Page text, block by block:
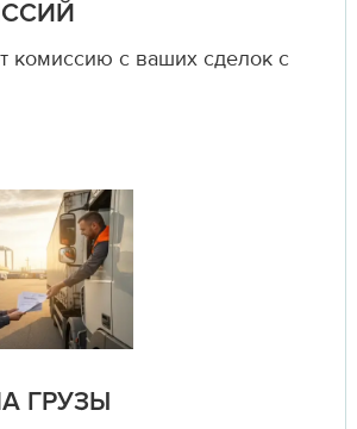
комиссию с ваших сделок с
ГРУЗЫ